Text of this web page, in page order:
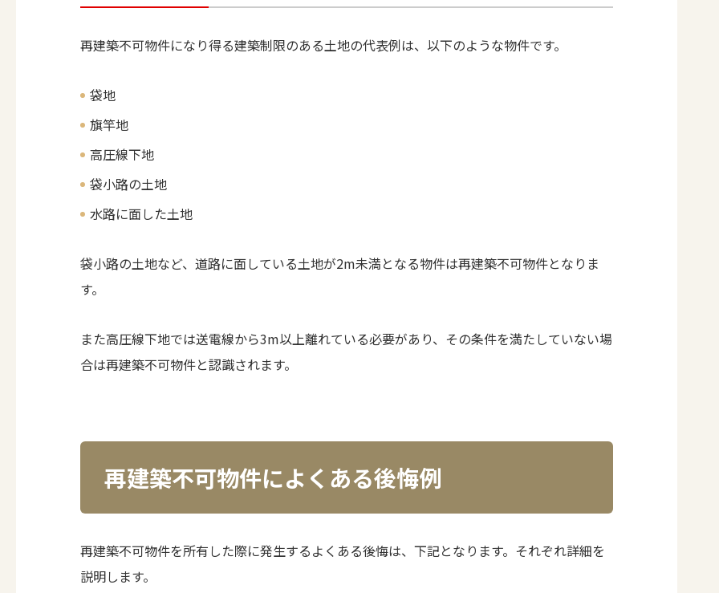
再建築不可物件になり得る建築制限のある土地の代表例は、以下のような物件です。
袋地
旗竿地
高圧線下地
袋小路の土地
水路に面した土地
袋小路の土地など、道路に面している土地が2m未満となる物件は再建築不可物件となりま
す。
また高圧線下地では送電線から3m以上離れている必要があり、その条件を満たしていない場
合は再建築不可物件と認識されます。
再建築不可物件によくある後悔例
再建築不可物件を所有した際に発生するよくある後悔は、下記となります。それぞれ詳細を
説明します。